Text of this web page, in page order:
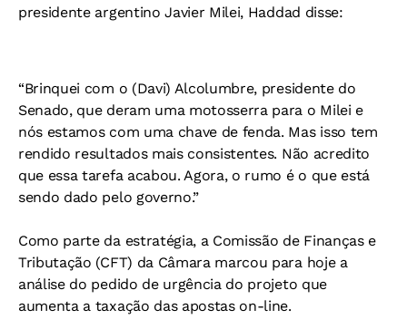
presidente argentino Javier Milei, Haddad disse:
“Brinquei com o (Davi) Alcolumbre, presidente do
Senado, que deram uma motosserra para o Milei e
nós estamos com uma chave de fenda. Mas isso tem
rendido resultados mais consistentes. Não acredito
que essa tarefa acabou. Agora, o rumo é o que está
sendo dado pelo governo.”
Como parte da estratégia, a Comissão de Finanças e
Tributação (CFT) da Câmara marcou para hoje a
análise do pedido de urgência do projeto que
aumenta a taxação das apostas on-line.